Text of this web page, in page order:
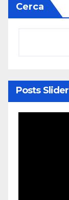
Cerca
Posts Slider